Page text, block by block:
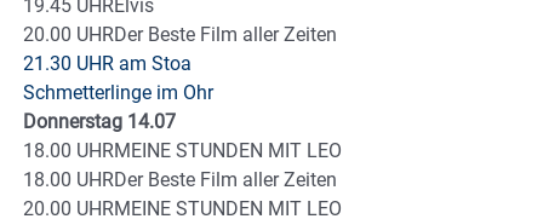
19.45 UHRElvis
20.00 UHRDer Beste Film aller Zeiten
21.30 UHR am Stoa
Schmetterlinge im Ohr
Donnerstag 14.07
18.00 UHRMEINE STUNDEN MIT LEO
18.00 UHRDer Beste Film aller Zeiten
20.00 UHRMEINE STUNDEN MIT LEO